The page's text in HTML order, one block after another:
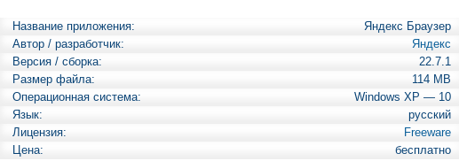
Название приложения:
Яндекс Браузер
Автор / разработчик:
Яндекс
Версия / сборка:
22.7.1
Размер файла:
114 MB
Операционная система:
Windows XP — 10
Язык:
русский
Лицензия:
Freeware
Цена:
бесплатно